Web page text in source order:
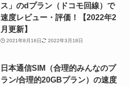
ス」のdプラン（ドコモ回線）で
速度レビュー・評価！【2022年2
月更新】
2021年8月16日 2022年3月18日
日本通信SIM（合理的みんなのプ
ラン/合理的20GBプラン）の速度